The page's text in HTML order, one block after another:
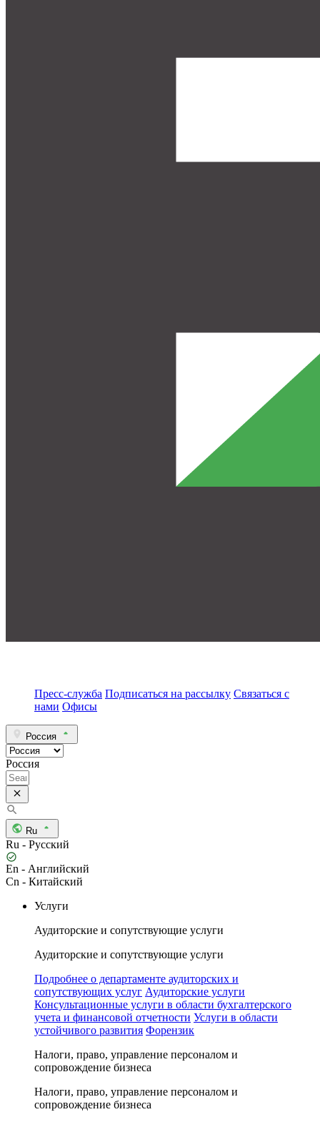
Пресс-служба Подписаться на рассылку Связаться с
нами Офисы
Россия
Россия
Ru
Ru - Русский
En - Английский
Cn - Китайский
Услуги
Аудиторские и сопутствующие услуги
Аудиторские и сопутствующие услуги
Подробнее о департаменте аудиторских и
сопутствующих услуг Аудиторские услуги
Консультационные услуги в области бухгалтерского
учета и финансовой отчетности Услуги в области
устойчивого развития Форензик
Налоги, право, управление персоналом и
сопровождение бизнеса
Налоги, право, управление персоналом и
сопровождение бизнеса